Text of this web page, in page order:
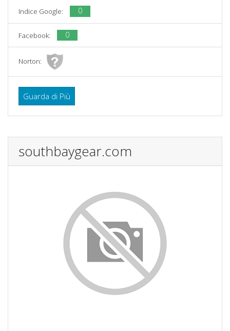
Indice Google: 0
Facebook: 0
Norton:
Guarda di Più
southbaygear.com